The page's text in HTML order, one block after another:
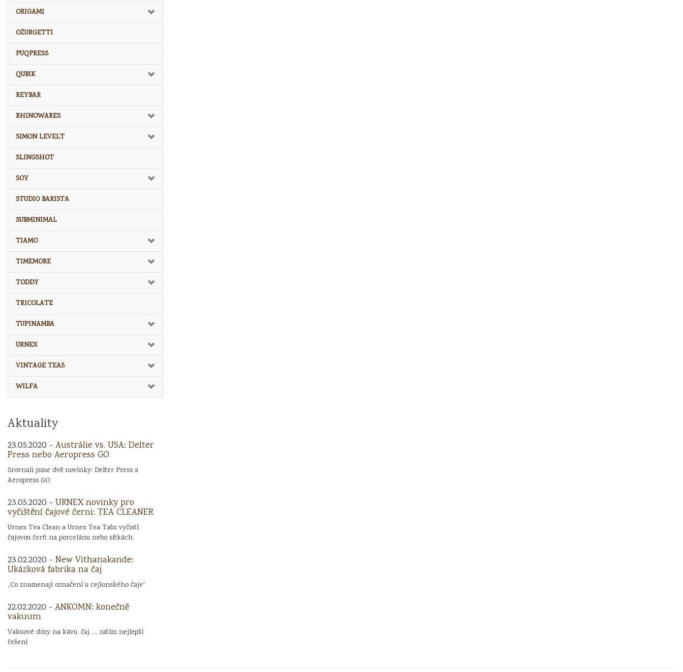
ORIGAMI
OZURGETTI
PUQPRESS
QUBIK
REYBAR
RHINOWARES
SIMON LEVELT
SLINGSHOT
SOY
STUDIO BARISTA
SUBMINIMAL
TIAMO
TIMEMORE
TODDY
TRICOLATE
TUPINAMBA
URNEX
VINTAGE TEAS
WILFA
Aktuality
23.05.2020 - Austrálie vs. USA: Delter
Press nebo Aeropress GO
Srovnali jsme dvě novinky: Delter Press a
Aeropress GO
23.05.2020 - URNEX novinky pro
vyčištění čajové černi: TEA CLEANER
Urnex Tea Clean a Urnex Tea Tabz vyčistí
čajovou čerň na porcelánu nebo sítkách
23.02.2020 - New Vithanakande:
Ukázková fabrika na čaj
„Co znamenají označení u cejlonského čaje“
22.02.2020 - ANKOMN: konečně
vakuum
Vakuové dózy na kávu, čaj ..., zatím nejlepší
řešení